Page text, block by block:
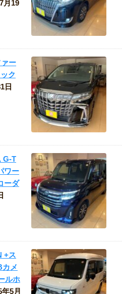
月19
ー
ク
日
G-T
ワー
ーダ
+ス
カメ
ルホ
5月